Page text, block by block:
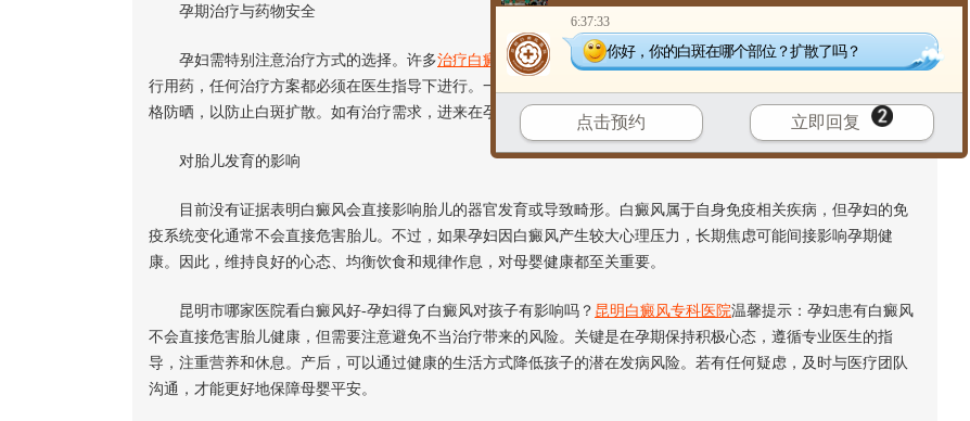
孕期治疗与药物安全
孕妇需特别注意治疗方式的选择。许多治疗白癜风的药物可能对胎儿发育有潜在风险。因此，在孕期应避免自
行用药，任何治疗方案都必须在医生指导下进行。一般建议以温和的皮肤护理为主，如使用安全的保湿产品，并严
格防晒，以防止白斑扩散。如有治疗需求，进来在孕前或产后进行。
对胎儿发育的影响
目前没有证据表明白癜风会直接影响胎儿的器官发育或导致畸形。白癜风属于自身免疫相关疾病，但孕妇的免
疫系统变化通常不会直接危害胎儿。不过，如果孕妇因白癜风产生较大心理压力，长期焦虑可能间接影响孕期健
康。因此，维持良好的心态、均衡饮食和规律作息，对母婴健康都至关重要。
昆明市哪家医院看白癜风好-孕妇得了白癜风对孩子有影响吗？ 昆明白癜风专科医院温馨提示：孕妇患有白癜风
不会直接危害胎儿健康，但需要注意避免不当治疗带来的风险。关键是在孕期保持积极心态，遵循专业医生的指
导，注重营养和休息。产后，可以通过健康的生活方式降低孩子的潜在发病风险。若有任何疑虑，及时与医疗团队
沟通，才能更好地保障母婴平安。
6:37:33
你好，你的白斑在哪个部位？扩散了吗？
点击预约 立即回复